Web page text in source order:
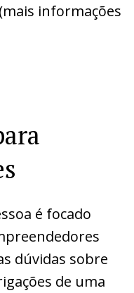
(mais informações
é focado
dúvidas sobre
de uma